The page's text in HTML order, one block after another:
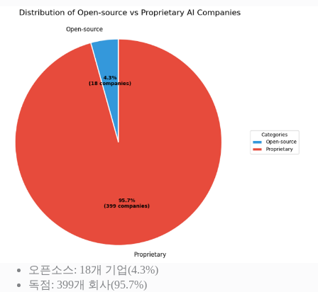
오픈소스: 18개 기업(4.3%)
독점: 399개 회사(95.7%)